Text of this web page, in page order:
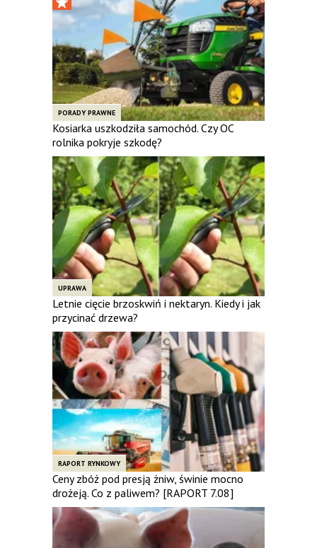
PORADY PRAWNE
Kosiarka uszkodziła samochód. Czy OC
rolnika pokryje szkodę?
UPRAWA
Letnie cięcie brzoskwiń i nektaryn. Kiedy i jak
przycinać drzewa?
RAPORT RYNKOWY
Ceny zbóż pod presją żniw, świnie mocno
drożeją. Co z paliwem? [RAPORT 7.08]